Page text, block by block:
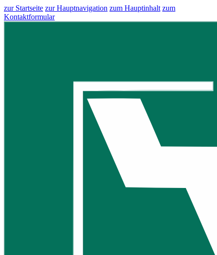
zur Startseite zur Hauptnavigation zum Hauptinhalt zum
Kontaktformular